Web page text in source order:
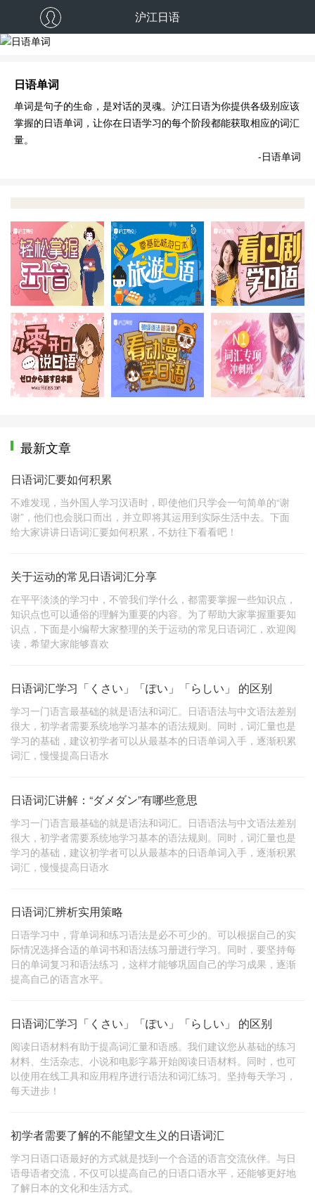
沪江日语
日语单词
日语单词
单词是句子的生命，是对话的灵魂。沪江日语为你提供各级别应该
掌握的日语单词，让你在日语学习的每个阶段都能获取相应的词汇
量。
-日语单词
免费体验课程 免费体验课程
免费体验课程 免费体验课程 免
最新文章
日语词汇要如何积累
不难发现，当外国人学习汉语时，即使他们只学会一句简单的“谢
谢”，他们也会脱口而出，并立即将其运用到实际生活中去。下面
给大家讲讲日语词汇要如何积累，不妨往下看看吧！
关于运动的常见日语词汇分享
在平平淡淡的学习中，不管我们学什么，都需要掌握一些知识点，
知识点也可以通俗的理解为重要的内容。为了帮助大家掌握重要知
识点，下面是小编帮大家整理的关于运动的常见日语词汇，欢迎阅
读，希望大家能够喜欢
日语词汇学习「くさい」「ぽい」「らしい」 的区别
学习一门语言最基础的就是语法和词汇。日语语法与中文语法差别
很大，初学者需要系统地学习基本的语法规则。同时，词汇量也是
学习的基础，建议初学者可以从最基本的日语单词入手，逐渐积累
词汇，慢慢提高日语水
日语词汇讲解：“ダメダン”有哪些意思
学习一门语言最基础的就是语法和词汇。日语语法与中文语法差别
很大，初学者需要系统地学习基本的语法规则。同时，词汇量也是
学习的基础，建议初学者可以从最基本的日语单词入手，逐渐积累
词汇，慢慢提高日语水
日语词汇辨析实用策略
日语学习中，背单词和练习语法是必不可少的。可以根据自己的实
际情况选择合适的单词书和语法练习册进行学习。同时，要坚持每
日的单词复习和语法练习，这样才能够巩固自己的学习成果，逐渐
提高自己的语言水平。
日语词汇学习「くさい」「ぽい」「らしい」 的区别
阅读日语材料有助于提高词汇量和语感。我们建议您从基础的练习
材料、生活杂志、小说和电影字幕开始阅读日语材料。同时，也可
以使用在线工具和应用程序进行语法和词汇练习。坚持每天学习，
每天进步！
初学者需要了解的不能望文生义的日语词汇
学习日语口语最好的方式就是找到一个合适的语言交流伙伴。与日
语母语者交流，不仅可以提高自己的日语口语水平，还能够更好地
了解日本的文化和生活方式。